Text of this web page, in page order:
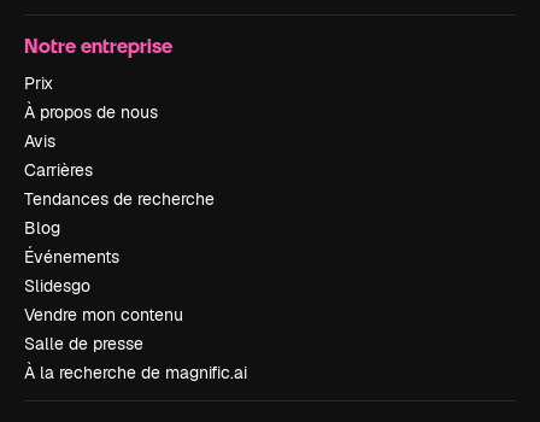
Notre entreprise
Prix
À propos de nous
Avis
Carrières
Tendances de recherche
Blog
Événements
Slidesgo
Vendre mon contenu
Salle de presse
À la recherche de magnific.ai